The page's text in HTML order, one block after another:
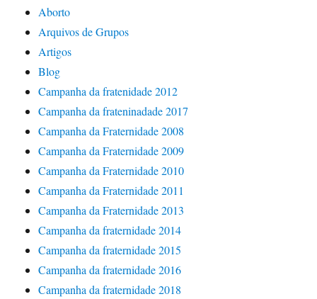
Aborto
Arquivos de Grupos
Artigos
Blog
Campanha da fratenidade 2012
Campanha da frateninadade 2017
Campanha da Fraternidade 2008
Campanha da Fraternidade 2009
Campanha da Fraternidade 2010
Campanha da Fraternidade 2011
Campanha da Fraternidade 2013
Campanha da fraternidade 2014
Campanha da fraternidade 2015
Campanha da fraternidade 2016
Campanha da fraternidade 2018